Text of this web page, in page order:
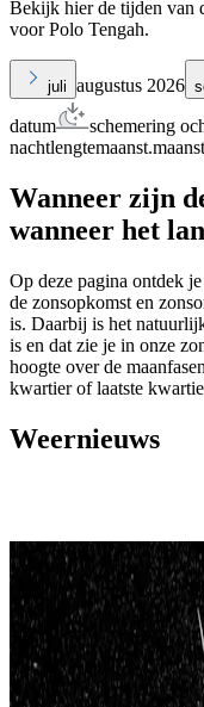
Bekijk hier de tijden van
voor Polo Tengah.
juli augustus 2026
datum schemering
nachtlengtemaanst.
Wanneer zijn
wanneer het
Op deze pagina ontdek
de zonsopkomst en
is. Daarbij is het
is en dat zie je in onze
hoogte over de
kwartier of laatste
Weernieuws